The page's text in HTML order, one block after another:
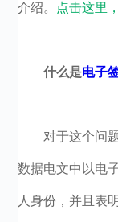
介绍。 点击这里
什么是电子
对于这个问
数据电文中以电
人身份，并且表